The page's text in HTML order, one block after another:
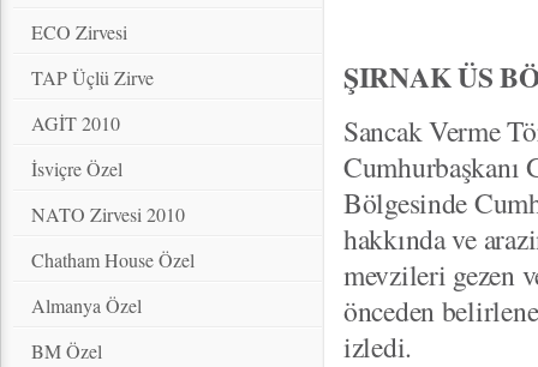
ECO Zirvesi
TAP Üçlü Zirve
AGİT 2010
İsviçre Özel
NATO Zirvesi 2010
Chatham House Özel
Almanya Özel
BM Özel
ŞIRNAK ÜS
Sancak Verme
Cumhurbaşkanı
Bölgesinde
hakkında ve
mevzileri gezen
önceden
izledi.